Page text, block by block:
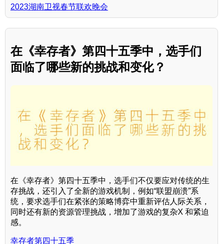
2023湖南卫视春节联欢晚会
在《幸存者》第四十五季中，选手们
面临了哪些新的挑战和变化？
在《幸存者》第四十五季中，选手们不仅要应对传统的生
存挑战，还引入了全新的游戏机制，例如“联盟崩溃”系
统，要求选手们在紧张的策略博弈中重新评估人际关系，
同时还有新的资源管理挑战，增加了游戏的复杂X 和紧迫
感。
幸存者第四十五季